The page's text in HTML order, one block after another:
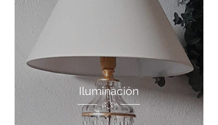
Iluminación